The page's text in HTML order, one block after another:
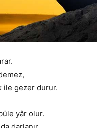
ile gezer durur.
yâr olur.